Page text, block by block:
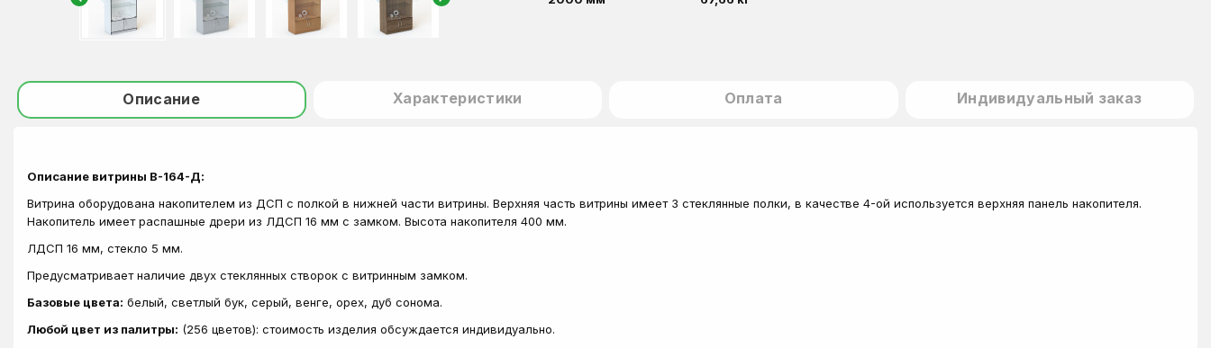
Описание Характеристики Оплата Индивидуальный заказ
Описание витрины В-164-Д:
Витрина оборудована накопителем из ДСП с полкой в нижней части витрины. Верхняя часть витрины имеет 3 стеклянные полки, в качестве 4-ой используется верхняя панель накопителя.
Накопитель имеет распашные дрери из ЛДСП 16 мм с замком. Высота накопителя 400 мм.
ЛДСП 16 мм, стекло 5 мм.
Предусматривает наличие двух стеклянных створок с витринным замком.
Базовые цвета: белый, светлый бук, серый, венге, орех, дуб сонома.
Любой цвет из палитры: (256 цветов): стоимость изделия обсуждается индивидуально.